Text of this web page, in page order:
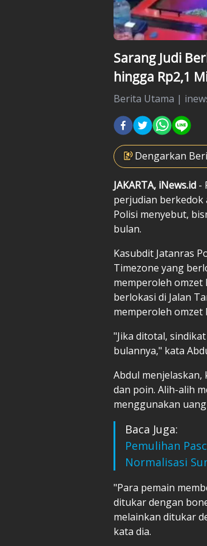
Sarang Judi
hingga Rp2,1
Berita Utama |
Dengarkan
JAKARTA, iNews.id -
perjudian berkedok
Polisi menyebut,
bulan.
Kasubdit Jatanras
Timezone yang
memperoleh omzet
berlokasi di Jalan
memperoleh omzet
"Jika ditotal,
bulannya," kata
Abdul
dan poin. Alih-alih
menggunakan
Baca Juga:
Pemulihan
Normalisasi
"Para pemain
ditukar dengan
melainkan ditukar
kata dia.